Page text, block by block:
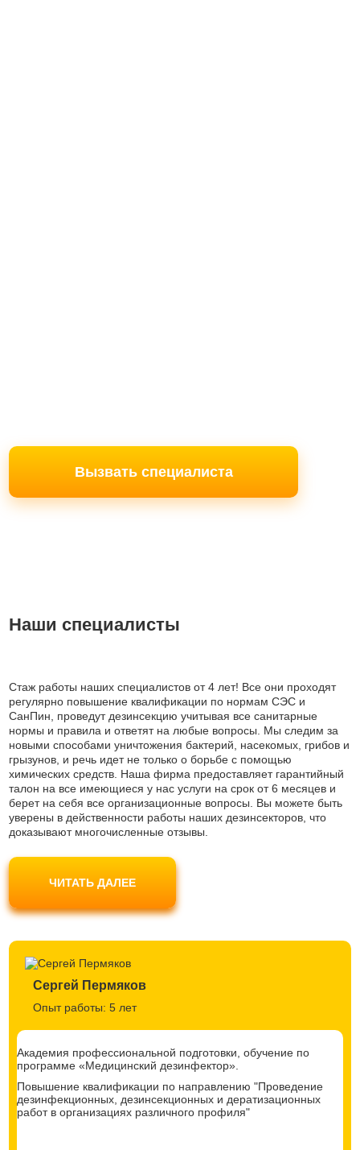
Вызвать специалиста
Наши специалисты
Стаж работы наших специалистов от 4 лет! Все они проходят
регулярно повышение квалификации по нормам СЭС и
СанПин, проведут дезинсекцию учитывая все санитарные
нормы и правила и ответят на любые вопросы. Мы следим за
новыми способами уничтожения бактерий, насекомых, грибов и
грызунов, и речь идет не только о борьбе с помощью
химических средств. Наша фирма предоставляет гарантийный
талон на все имеющиеся у нас услуги на срок от 6 месяцев и
берет на себя все организационные вопросы. Вы можете быть
уверены в действенности работы наших дезинсекторов, что
доказывают многочисленные отзывы.
Наши мастера используют только современные препараты
безопасные для людей и домашних животных, не являются
токсичными и одобрены Роспотребнадзором. Вы можете не
ЧИТАТЬ ДАЛЕЕ
Сергей Пермяков
Опыт работы: 5 лет
Академия профессиональной подготовки, обучение по
программе «Медицинский дезинфектор».
Повышение квалификации по направлению "Проведение
дезинфекционных, дезинсекционных и дератизационных
работ в организациях различного профиля"